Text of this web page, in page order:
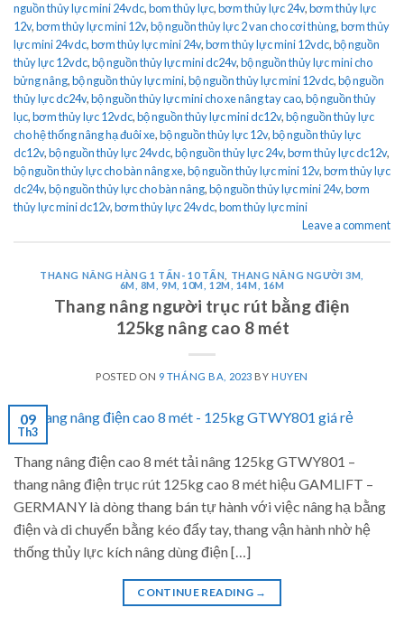
nguồn thủy lực mini 24vdc,bom thủy lực,bơm thủy lực 24v,bơm thủy lực
12v,bơm thủy lực mini 12v,bộ nguồn thủy lực 2 van cho cơi thùng,bơm thủy
lực mini 24vdc,bơm thủy lực mini 24v,bơm thủy lực mini 12vdc,bộ nguồn
thủy lực 12vdc,bộ nguồn thủy lực mini dc24v,bộ nguồn thủy lực mini cho
bửng nâng,bộ nguồn thủy lực mini,bộ nguồn thủy lực mini 12vdc,bộ nguồn
thủy lực dc24v,bộ nguồn thủy lực mini cho xe nâng tay cao,bộ nguồn thủy
lục,bơm thủy lực 12vdc,bộ nguồn thủy lực mini dc12v,bộ nguồn thủy lực
cho hệ thống nâng hạ đuôi xe,bộ nguồn thủy lực 12v,bộ nguồn thủy lực
dc12v,bộ nguồn thủy lực 24vdc,bộ nguồn thủy lực 24v,bơm thủy lực dc12v,
bộ nguồn thủy lực cho bàn nâng xe,bộ nguồn thủy lực mini 12v,bơm thủy lực
dc24v,bộ nguồn thủy lực cho bàn nâng,bộ nguồn thủy lực mini 24v,bơm
thủy lực mini dc12v,bơm thủy lực 24vdc,bom thủy lực mini
Leave a comment
THANG NÂNG HÀNG 1 TẤN- 10 TẤN
THANG NÂNG NGƯỜI 3M,
6M, 8M, 9M, 10M, 12M, 14M, 16M
Thang nâng người trục rút bằng điện
125kg nâng cao 8 mét
POSTED ON 9 THÁNG BA, 2023 BY HUYEN
09
Th3
Thang nâng điện cao 8 mét tải nâng 125kg GTWY801 –
thang nâng điện trục rút 125kg cao 8 mét hiệu GAMLIFT –
GERMANY là dòng thang bán tự hành với việc nâng hạ bằng
điện và di chuyển bằng kéo đẩy tay, thang vận hành nhờ hệ
thống thủy lực kích nâng dùng điện […]
CONTINUE READING →